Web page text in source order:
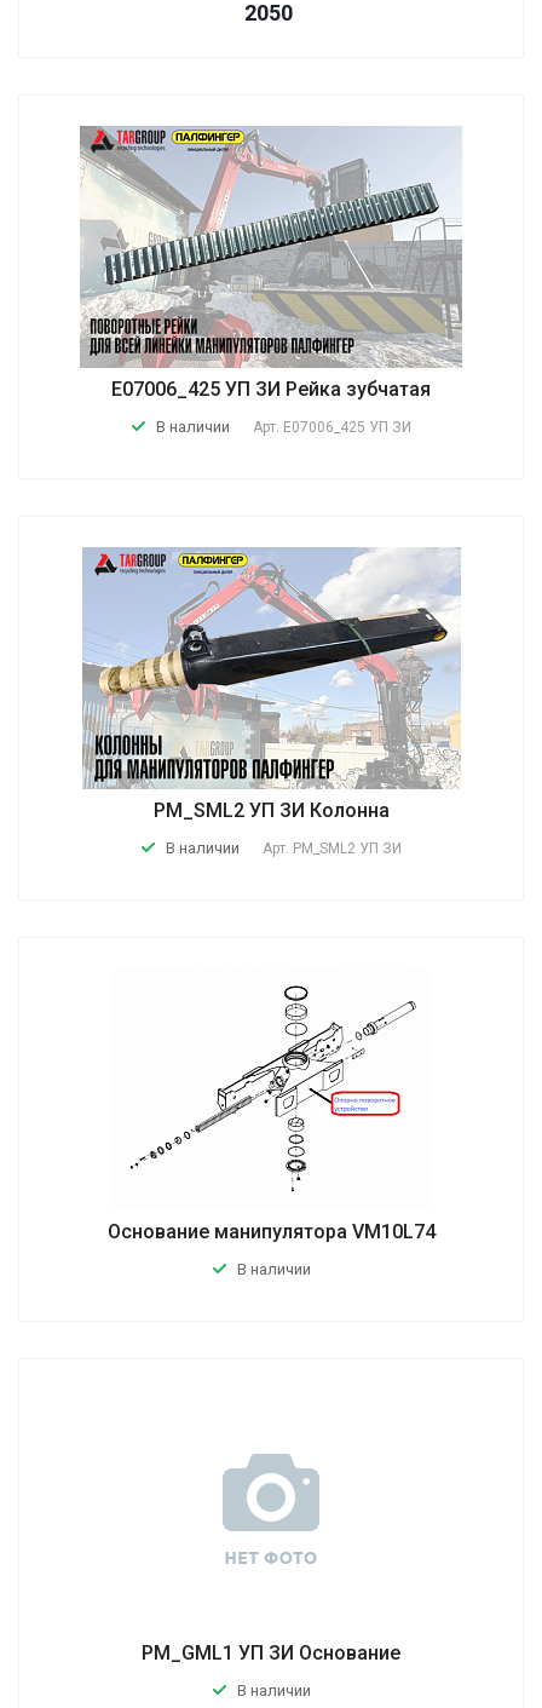
2050
E07006_425 УП ЗИ Рейка зубчатая
В наличии Арт. E07006_425 УП ЗИ
PM_SML2 УП ЗИ Колонна
В наличии Арт. PM_SML2 УП ЗИ
Основание манипулятора VM10L74
В наличии
PM_GML1 УП ЗИ Основание
В наличии